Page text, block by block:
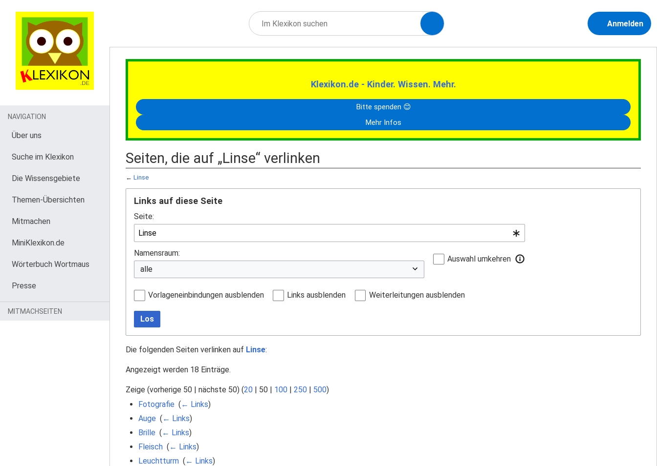
Anmelden
Klexikon.de - Kinder. Wissen. Mehr.
Bitte spenden 😊
Mehr Infos
Seiten, die auf „Linse“ verlinken
← Linse
Links auf diese Seite
Seite:
Namensraum:
Auswahl umkehren
Vorlageneinbindungen ausblenden Links ausblenden Weiterleitungen ausblenden
Los
Die folgenden Seiten verlinken auf Linse:
Angezeigt werden 18 Einträge.
Zeige (vorherige 50 | nächste 50) (20 | 50 | 100 | 250 | 500)
Fotografie (← Links)
Auge (← Links)
Brille (← Links)
Fleisch‎ (← Links)
Leuchtturm‎ (← Links)
NAVIGATION
Über uns
Suche im Klexikon
Die Wissensgebiete
Themen-Übersichten
Mitmachen
MiniKlexikon.de
Wörterbuch Wortmaus
Presse
MITMACHSEITEN